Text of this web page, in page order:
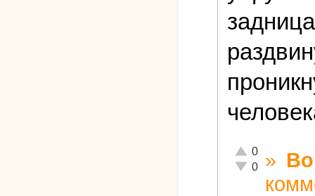
Отлично!
0
Неадекватно!
0 »